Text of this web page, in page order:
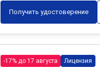
Получить удостоверение
-17% до 17 августа Лицензия